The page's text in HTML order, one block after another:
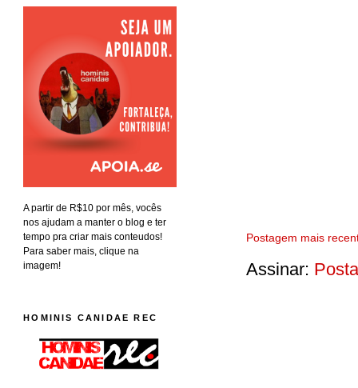
Postagem mais
Assinar:
A partir de R$10 por mês, vocês
nos ajudam a manter o blog e ter
tempo pra criar mais conteudos!
Para saber mais, clique na
imagem!
HOMINIS CANIDAE REC